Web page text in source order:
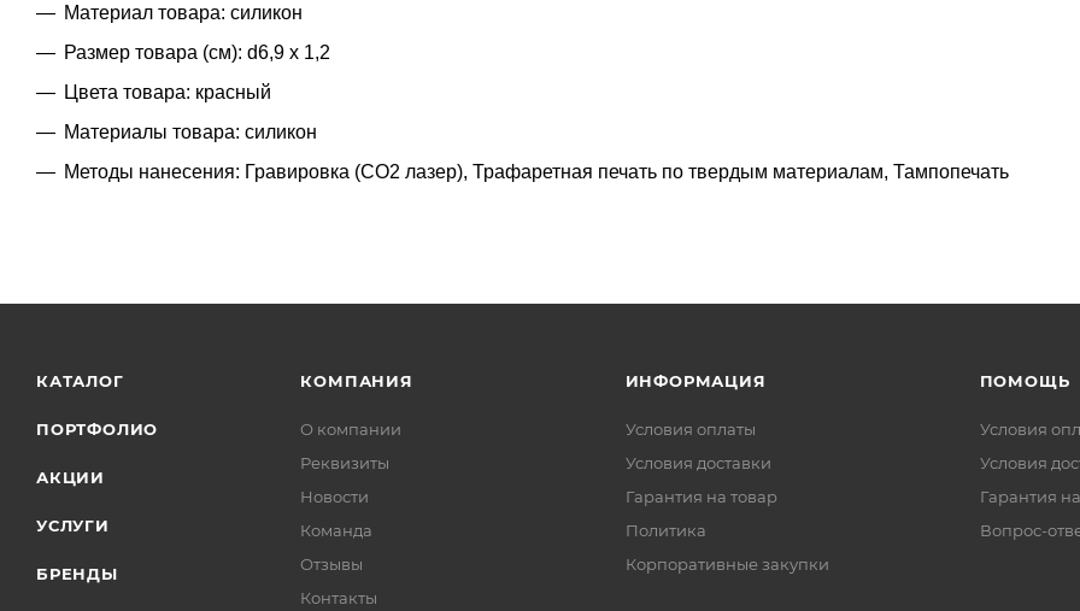
Материал товара: силикон
Размер товара (см): d6,9 х 1,2
Цвета товара: красный
Материалы товара: силикон
Методы нанесения: Гравировка (CO2 лазер), Трафаретная печать по твердым материалам, Тампопечать
КАТАЛОГ
ПОРТФОЛИО
АКЦИИ
УСЛУГИ
БРЕНДЫ
КОМПАНИЯ
О компании
Реквизиты
Новости
Команда
Отзывы
Контакты
ИНФОРМАЦИЯ
Условия оплаты
Условия доставки
Гарантия на товар
Политика
Корпоративные закупки
ПОМОЩЬ
Условия
Условия
Гарантия
Вопрос-